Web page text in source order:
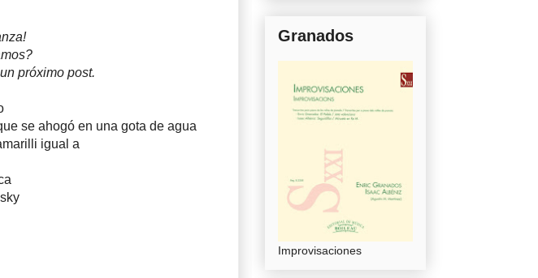
próximo post.
se ahogó en una gota de agua
igual a
Granados
Improvisaciones